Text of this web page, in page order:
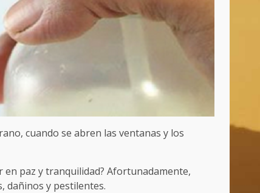
cuando se abren las ventanas y los
paz y tranquilidad? Afortunadamente,
dañinos y pestilentes.